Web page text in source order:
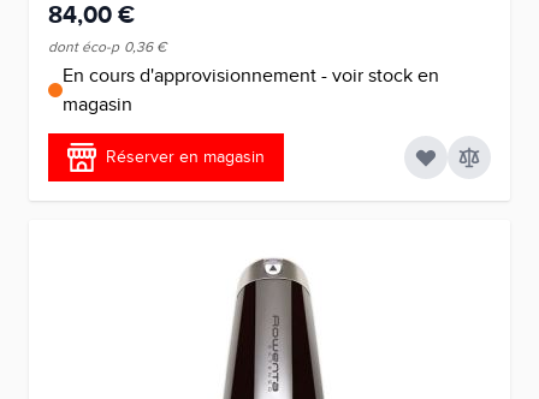
84,00 €
dont éco-p 0,36 €
En cours d'approvisionnement - voir stock en
magasin
Réserver en magasin